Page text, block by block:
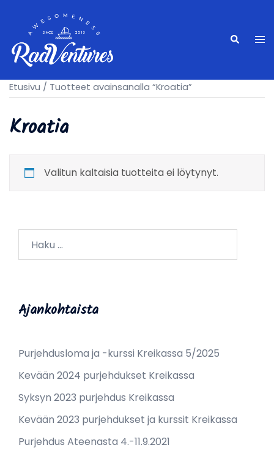
content
Search
Etusivu / Tuotteet avainsanalla “Kroatia”
Kroatia
Valitun kaltaisia tuotteita ei löytynyt.
Ajankohtaista
Purjehdusloma ja -kurssi Kreikassa 5/2025
Kevään 2024 purjehdukset Kreikassa
Syksyn 2023 purjehdus Kreikassa
Kevään 2023 purjehdukset ja kurssit Kreikassa
Purjehdus Ateenasta 4.-11.9.2021